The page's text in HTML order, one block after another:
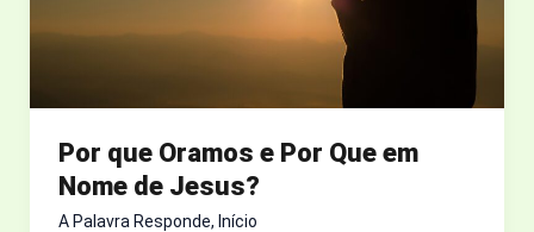
Por que Oramos e Por Que em
Nome de Jesus?
A Palavra Responde, Início